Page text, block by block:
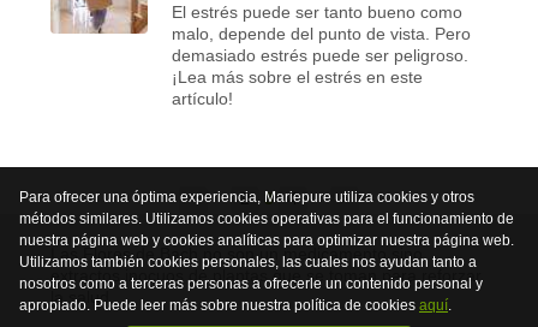
El estrés puede ser tanto bueno como
malo, depende del punto de vista. Pero
demasiado estrés puede ser peligroso.
¡Lea más sobre el estrés en este
artículo!
< 2 3 4 >
Las Flores de Bach no son un medicamento sino
extractos inocuos de plantas que se toman para reforzar
la salud.
Para ofrecer una óptima experiencia, Mariepure utiliza cookies y otros
métodos similares. Utilizamos cookies operativas para el funcionamiento de
nuestra página web y cookies analíticas para optimizar nuestra página web.
Utilizamos también cookies personales, las cuales nos ayudan tanto a
nosotros como a terceras personas a ofrecerle un contenido personal y
apropiado. Puede leer más sobre nuestra política de cookies aquí